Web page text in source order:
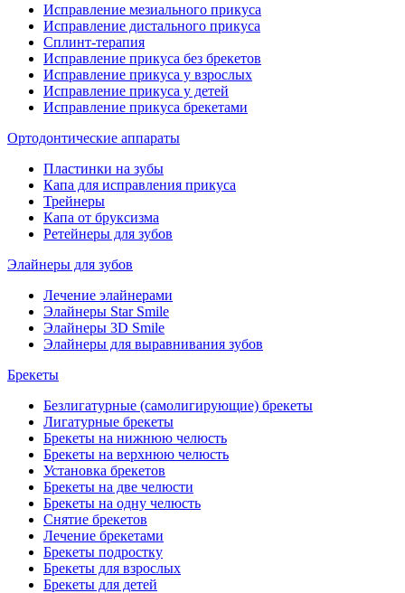
Исправление мезиального прикуса
Исправление дистального прикуса
Сплинт-терапия
Исправление прикуса без брекетов
Исправление прикуса у взрослых
Исправление прикуса у детей
Исправление прикуса брекетами
Ортодонтические аппараты
Пластинки на зубы
Капа для исправления прикуса
Трейнеры
Капа от бруксизма
Ретейнеры для зубов
Элайнеры для зубов
Лечение элайнерами
Элайнеры Star Smile
Элайнеры 3D Smile
Элайнеры для выравнивания зубов
Брекеты
Безлигатурные (самолигирующие) брекеты
Лигатурные брекеты
Брекеты на нижнюю челюсть
Брекеты на верхнюю челюсть
Установка брекетов
Брекеты на две челюсти
Брекеты на одну челюсть
Снятие брекетов
Лечение брекетами
Брекеты подростку
Брекеты для взрослых
Брекеты для детей